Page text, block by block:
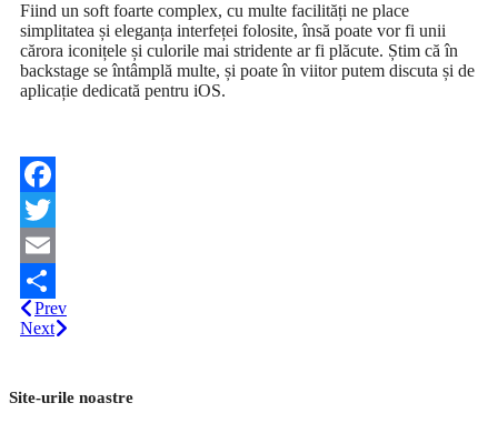
Fiind un soft foarte complex, cu multe facilități ne place
simplitatea și eleganța interfeței folosite, însă poate vor fi unii
cărora iconițele și culorile mai stridente ar fi plăcute. Știm că în
backstage se întâmplă multe, și poate în viitor putem discuta și de
aplicație dedicată pentru iOS.
Facebook
Twitter
Email
Share
Prev
Next
Site-urile noastre